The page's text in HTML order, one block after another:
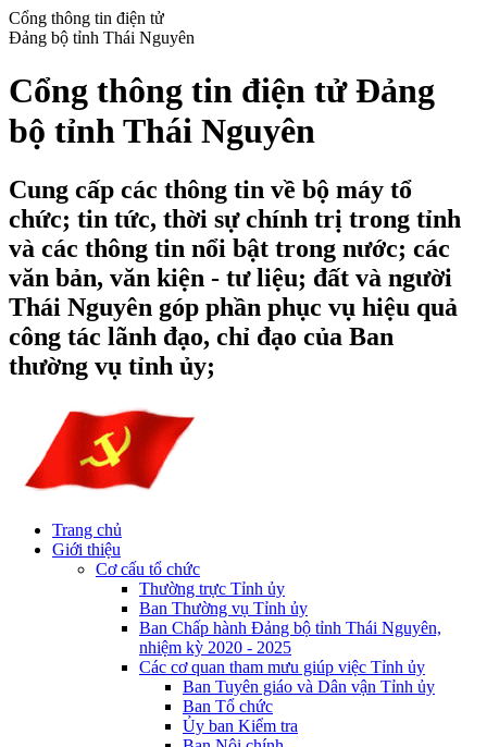
Cổng thông tin điện tử
Đảng bộ tỉnh Thái Nguyên
Cổng thông tin điện tử Đảng
bộ tỉnh Thái Nguyên
Cung cấp các thông tin về bộ máy tổ
chức; tin tức, thời sự chính trị trong tỉnh
và các thông tin nổi bật trong nước; các
văn bản, văn kiện - tư liệu; đất và người
Thái Nguyên góp phần phục vụ hiệu quả
công tác lãnh đạo, chỉ đạo của Ban
thường vụ tỉnh ủy;
Trang chủ
Giới thiệu
Cơ cấu tổ chức
Thường trực Tỉnh ủy
Ban Thường vụ Tỉnh ủy
Ban Chấp hành Đảng bộ tỉnh Thái Nguyên,
nhiệm kỳ 2020 - 2025
Các cơ quan tham mưu giúp việc Tỉnh ủy
Ban Tuyên giáo và Dân vận Tỉnh ủy
Ban Tổ chức
Ủy ban Kiểm tra